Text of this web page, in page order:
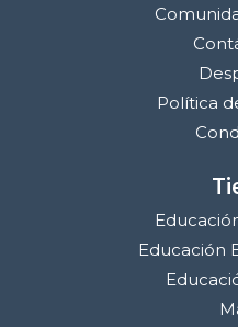
Política
Educación